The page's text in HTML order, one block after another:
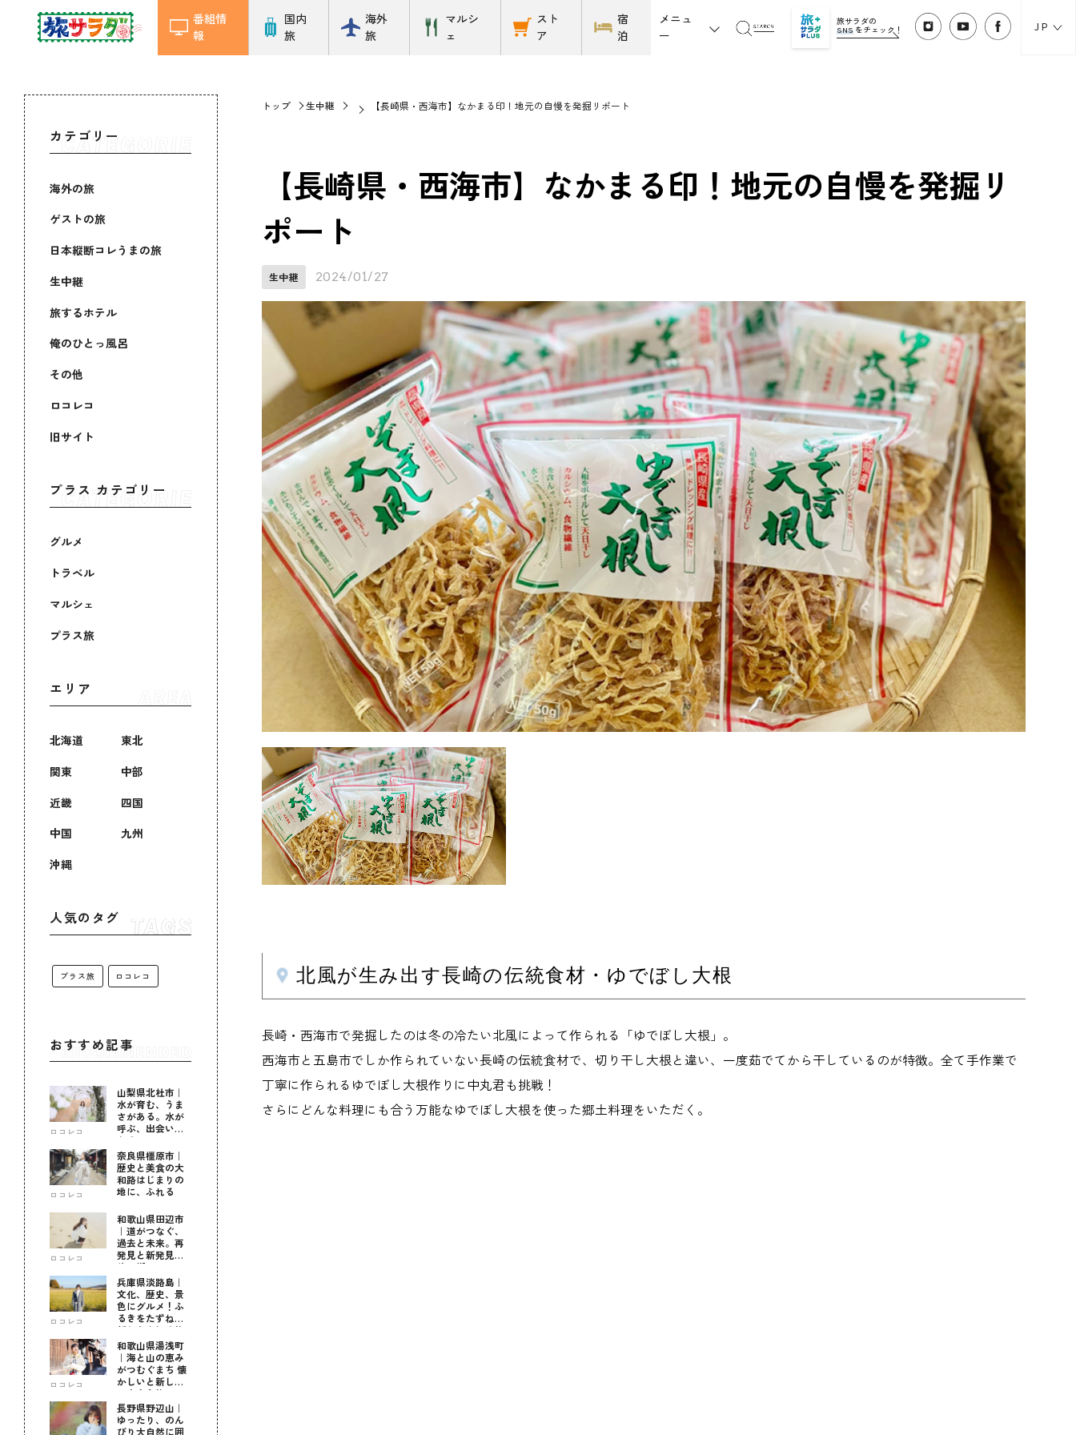
番組情
報
国内
旅
海外
旅
マルシ
ェ
スト
ア
宿
泊
メニュ
ー
旅サラダの
SNS をチェック！ JP
カテゴリー
海外の旅
ゲストの旅
日本縦断コレうまの旅
生中継
旅するホテル
俺のひとっ風呂
その他
ロコレコ
旧サイト
プラス カテゴリー
グルメ
トラベル
マルシェ
プラス旅
エリア
北海道
東北
関東
中部
近畿
四国
中国
九州
沖縄
人気のタグ
プラス旅 ロコレコ
おすすめ記事
ロコレコ
山梨県北杜市｜
水が育む、うま
さがある。水が
呼ぶ、出会いが
ある。
ロコレコ
奈良県橿原市｜
歴史と美食の大
和路はじまりの
地に、ふれる
ロコレコ
和歌山県田辺市
｜道がつなぐ、
過去と未来。再
発見と新発見の
待つ街へ
ロコレコ
兵庫県淡路島｜
文化、歴史、景
色にグルメ！ふ
るきをたずねて
新しきを知る旅
ロコレコ
和歌山県湯浅町
｜海と山の恵み
がつむぐまち 懐
かしいと新しい
に出会う旅
長野県野辺山｜
ゆったり、のん
びり大自然に囲
トップ 生中継 【長崎県・西海市】なかまる印！地元の自慢を発掘リポート
【長崎県・西海市】なかまる印！地元の自慢を発掘リ
ポート
生中継 2024/01/27
北風が生み出す長崎の伝統食材・ゆでぼし大根
長崎・西海市で発掘したのは冬の冷たい北風によって作られる「ゆでぼし大根」。
西海市と五島市でしか作られていない長崎の伝統食材で、切り干し大根と違い、一度茹でてから干しているのが特徴。全て手作業で
丁寧に作られるゆでぼし大根作りに中丸君も挑戦！
さらにどんな料理にも合う万能なゆでぼし大根を使った郷土料理をいただく。